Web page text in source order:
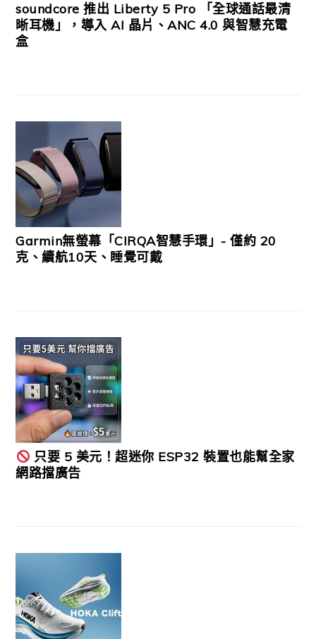
soundcore 推出 Liberty 5 Pro 「全球通話最清
晰耳機」，導入 AI 晶片、ANC 4.0 與智慧充電
盒
Garmin無螢幕「CIRQA智慧手環」- 僅約 20
克、續航10天、睡覺可戴
只要 5 美元！超迷你 ESP32 裝置也能幫全家
網路擋廣告